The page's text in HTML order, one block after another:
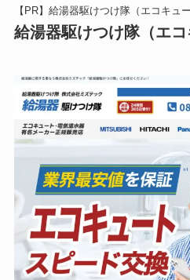
【PR】給湯器駆けつけ隊（エコキュー
給湯器駆けつけ隊（エコ